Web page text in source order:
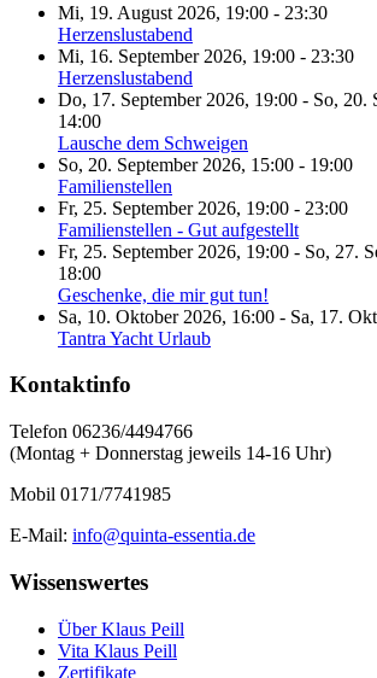
Mi, 19. August 2026, 19:00 - 23:30
Herzenslustabend
Mi, 16. September 2026, 19:00 - 23:30
Herzenslustabend
Do, 17. September 2026, 19:00 - So, 20.
14:00
Lausche dem Schweigen
So, 20. September 2026, 15:00 - 19:00
Familienstellen
Fr, 25. September 2026, 19:00 - 23:00
Familienstellen - Gut aufgestellt
Fr, 25. September 2026, 19:00 - So, 27.
18:00
Geschenke, die mir gut tun!
Sa, 10. Oktober 2026, 16:00 - Sa, 17.
Tantra Yacht Urlaub
Kontaktinfo
Telefon 06236/4494766
(Montag + Donnerstag jeweils 14-16 Uhr)
Mobil 0171/7741985
E-Mail: info@quinta-essentia.de
Wissenswertes
Über Klaus Peill
Vita Klaus Peill
Zertifikate